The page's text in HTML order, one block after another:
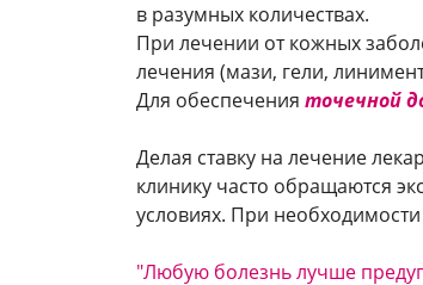
в разумных количествах.
При лечении от кожных
лечения (мази, гели,
Для обеспечения точечной
Делая ставку на лечение
клинику часто обращаются
условиях. При
"Любую болезнь лучше